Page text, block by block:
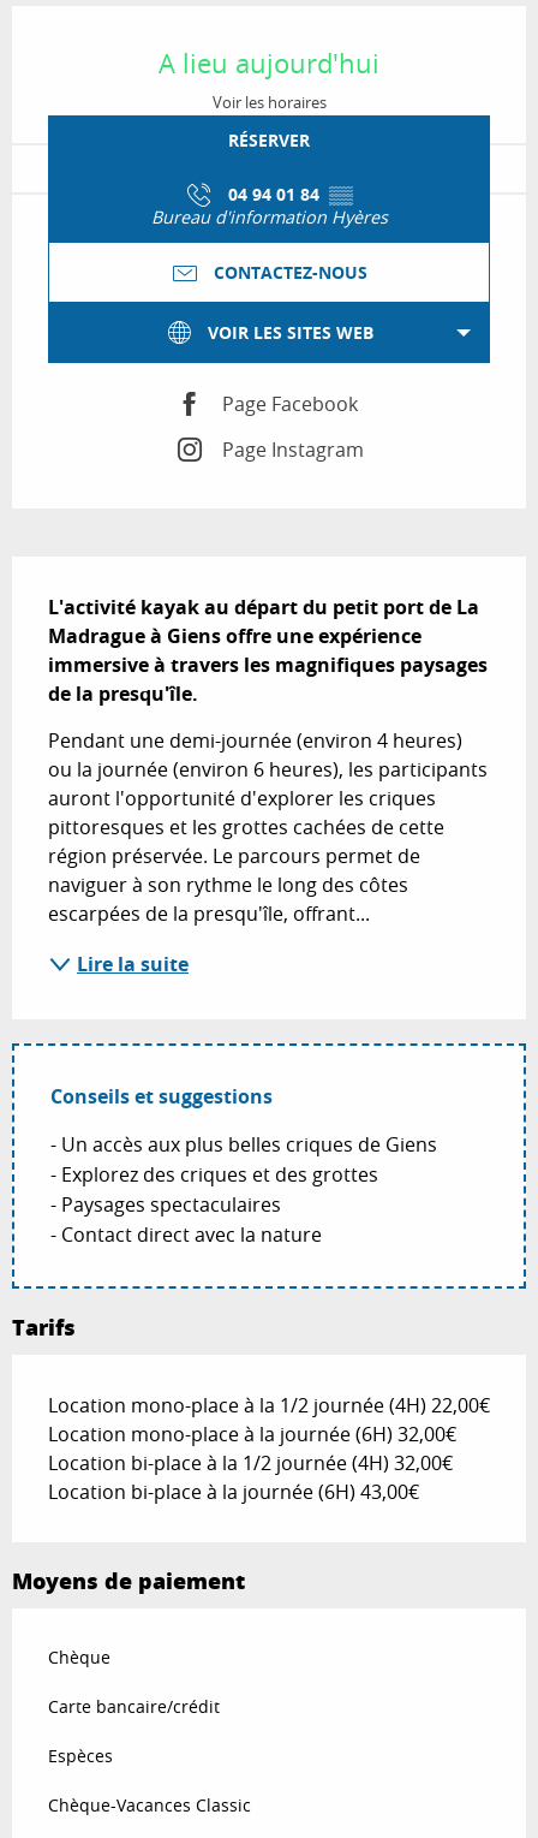
A lieu aujourd'hui
Voir les horaires
RÉSERVER
04 94 01 84 ▒▒
Bureau d'information Hyères
CONTACTEZ-NOUS
VOIR LES SITES WEB
Page Facebook
Page Instagram
L'activité kayak au départ du petit port de La
Madrague à Giens offre une expérience
immersive à travers les magnifiques paysages
de la presqu'île.
Pendant une demi-journée (environ 4 heures)
ou la journée (environ 6 heures), les participants
auront l'opportunité d'explorer les criques
pittoresques et les grottes cachées de cette
région préservée. Le parcours permet de
naviguer à son rythme le long des côtes
escarpées de la presqu'île, offrant...
Lire la suite
Conseils et suggestions
- Un accès aux plus belles criques de Giens
- Explorez des criques et des grottes
- Paysages spectaculaires
- Contact direct avec la nature
Tarifs
Location mono-place à la 1/2 journée (4H) 22,00€
Location mono-place à la journée (6H) 32,00€
Location bi-place à la 1/2 journée (4H) 32,00€
Location bi-place à la journée (6H) 43,00€
Moyens de paiement
Chèque
Carte bancaire/crédit
Espèces
Chèque-Vacances Classic